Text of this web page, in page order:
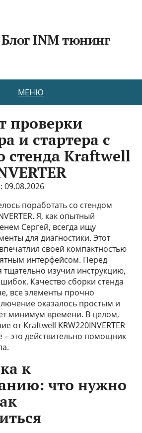
Блог INM тюнинг
МЕНЮ
проверки
и стартера с
Kraftwell
09.08.2026
поработать со стендом
Я, как опытный
Сергей, всегда ищу
для диагностики. Этот
своей компактностью
интерфейсом. Перед
изучил инструкцию,
Качество сборки стенда
все элементы прочно
оказалось простым и
минимум времени. В целом,
от Kraftwell KRW220INVERTER
– это действительно помощник
к
что нужно